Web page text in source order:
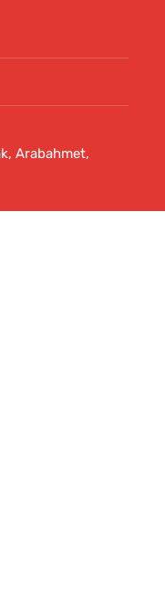
Arabahmet,